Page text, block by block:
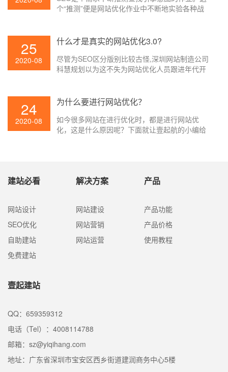
个“推测”便是网站优化作业中不断地实验各种战
25
2020-08
什么才是真实的网站优化3.0?
尽管为SEO区分版别比较古怪,深圳网站制造公司
科慧规划以为这不失为网站优化人员跟进年代开
用户中心。
24
2020-08
为什么要进行网站优化？
如今很多网站在进行优化时，都是进行网站优
化，这是什么原因呢？下面就让壹起航的小编给
建站必看
网站设计
SEO优化
自助建站
免费建站
解决方案
网站建设
网站营销
网站运营
产品
产品功能
产品价格
使用教程
壹起建站
QQ：659359312
电话（Tel）：4008114788
邮箱：sz@yiqihang.com
地址：广东省深圳市宝安区西乡街道建润商务中心5楼